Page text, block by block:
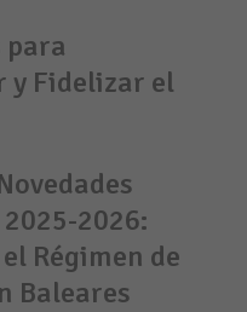
para
y Fidelizar el
2026:
Régimen de
Baleares